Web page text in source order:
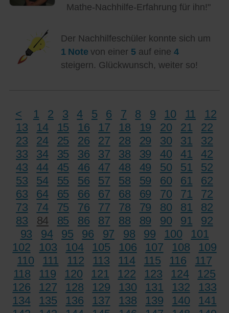
Mathe-Nachhilfe-Erfahrung für ihn!"
Der Nachhilfeschüler konnte sich um
1 Notevon einer 5auf eine 4
steigern. Glückwunsch, weiter so!
< 1 2 3 4 5 6 7 8 9 10 11
12
13
14 15 16 17 18 19 20 21
22
23
24 25 26 27 28 29 30 31
32
33
34 35 36 37 38 39 40 41
42
43
44 45 46 47 48 49 50 51
52
53
54 55 56 57 58 59 60 61
62
63
64 65 66 67 68 69 70 71
72
73
74 75 76 77 78 79 80 81
82
83
84 85 86 87 88 89 90 91
92
93
94 95 96 97 98 99 100
101
102
103 104 105 106 107 108
109
110
111 112 113 114 115 116
117
118
119 120 121 122 123 124
125
126
127 128 129 130 131 132
133
134
135 136 137 138 139 140
141